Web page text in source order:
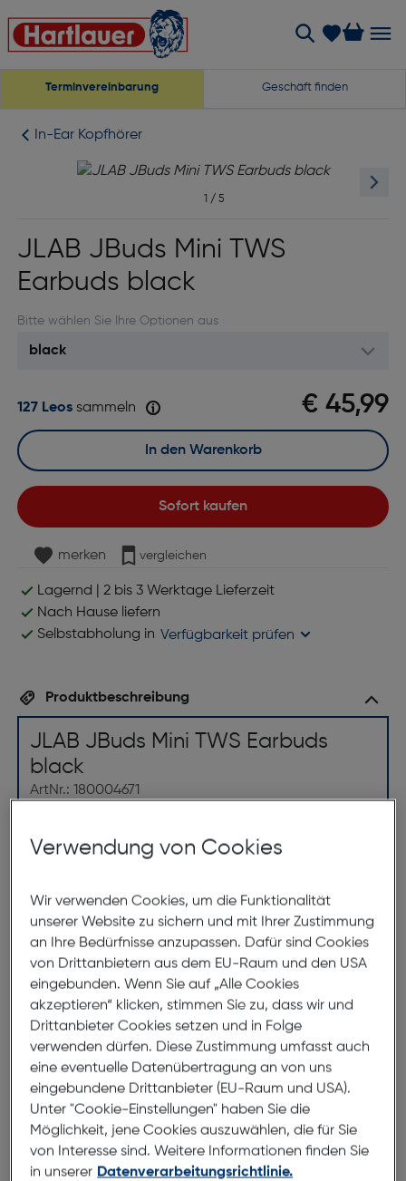
Terminvereinbarung Geschäft finden
In-Ear Kopfhörer
1 / 5
JLAB JBuds Mini TWS
Earbuds black
Bitte wählen Sie Ihre Optionen aus
€ 45,99
127 Leossammeln
Sofort kaufen
In den Warenkorb
merken vergleichen
Lagernd | 2 bis 3 Werktage Lieferzeit
Nach Hause liefern
Selbstabholung in Verfügbarkeit prüfen
Produktbeschreibung
JLAB JBuds Mini TWS Earbuds
black
ArtNr.: 180004671
Größer ist nicht besser
Abenteuer des Lebens mit einem 50 % kleineren
Gehäuse und 30 % kleineren Ohrhörern als der GO
Air POP – und den kleinsten aller großen
Kopfhörermarken.
Anschluss an mehrere Geräte
Dank Bluetooth Multipoint kannst du nahtlos von
einem Gerät zum anderen wechseln und die
Vielseitigkeit in vollen Zügen genießen. Switche
schnell und einfach von einem Podcast auf dem
Laptop zu einem Anruf auf deinem Handy. Mit der
Möglichkeit, deine Kopfhörer gleichzeitig mit zwei
Verwendung von Cookies
Wir verwenden Cookies, um die Funktionalität
unserer Website zu sichern und mit Ihrer Zustimmung
an Ihre Bedürfnisse anzupassen. Dafür sind Cookies
von Drittanbietern aus dem EU-Raum und den USA
eingebunden. Wenn Sie auf „Alle Cookies
akzeptieren“ klicken, stimmen Sie zu, dass wir und
Drittanbieter Cookies setzen und in Folge
verwenden dürfen. Diese Zustimmung umfasst auch
eine eventuelle Datenübertragung an von uns
eingebundene Drittanbieter (EU-Raum und USA).
Unter "Cookie-Einstellungen" haben Sie die
Möglichkeit, jene Cookies auszuwählen, die für Sie
von Interesse sind. Weitere Informationen finden Sie
in unserer Datenverarbeitungsrichtlinie.